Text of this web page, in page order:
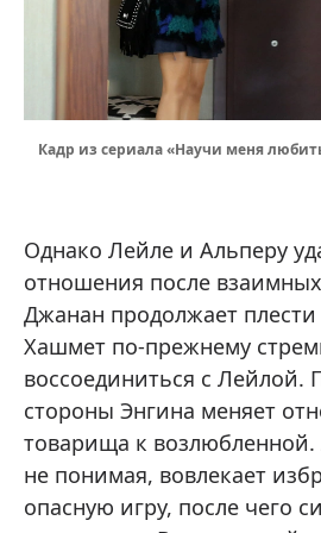
Кадр из сериала «Научи меня
Однако Лейле и Альперу
отношения после
Джанан продолжает
Хашмет по-прежнему
воссоединиться с Лейлой.
стороны Энгина меняет
товарища к возлюбленной.
не понимая, вовлекает
опасную игру, после чего